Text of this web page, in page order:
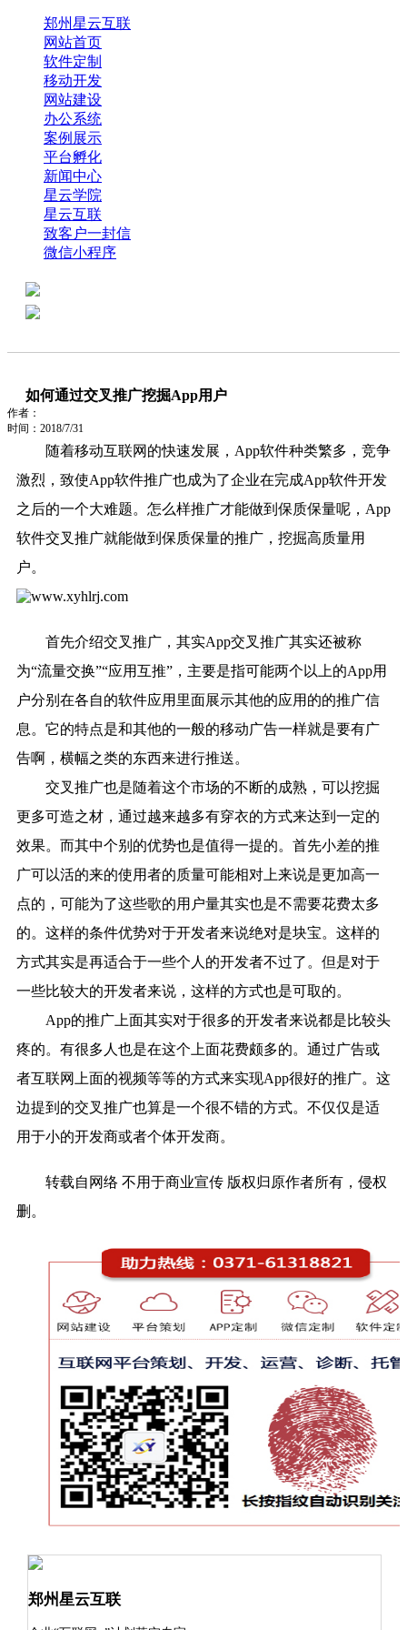
郑州星云互联
网站首页
软件定制
移动开发
网站建设
办公系统
案例展示
平台孵化
新闻中心
星云学院
星云互联
致客户一封信
微信小程序
如何通过交叉推广挖掘App用户
作者：
时间：2018/7/31
随着移动互联网的快速发展，App软件种类繁多，竞争
激烈，致使App软件推广也成为了企业在完成App软件开发
之后的一个大难题。怎么样推广才能做到保质保量呢，App
软件交叉推广就能做到保质保量的推广，挖掘高质量用
户。
首先介绍交叉推广，其实App交叉推广其实还被称
为“流量交换”“应用互推”，主要是指可能两个以上的App用
户分别在各自的软件应用里面展示其他的应用的的推广信
息。它的特点是和其他的一般的移动广告一样就是要有广
告啊，横幅之类的东西来进行推送。
交叉推广也是随着这个市场的不断的成熟，可以挖掘
更多可造之材，通过越来越多有穿衣的方式来达到一定的
效果。而其中个别的优势也是值得一提的。首先小差的推
广可以活的来的使用者的质量可能相对上来说是更加高一
点的，可能为了这些歌的用户量其实也是不需要花费太多
的。这样的条件优势对于开发者来说绝对是块宝。这样的
方式其实是再适合于一些个人的开发者不过了。但是对于
一些比较大的开发者来说，这样的方式也是可取的。
App的推广上面其实对于很多的开发者来说都是比较头
疼的。有很多人也是在这个上面花费颇多的。通过广告或
者互联网上面的视频等等的方式来实现App很好的推广。这
边提到的交叉推广也算是一个很不错的方式。不仅仅是适
用于小的开发商或者个体开发商。
转载自网络 不用于商业宣传 版权归原作者所有，侵权
删。
郑州星云互联